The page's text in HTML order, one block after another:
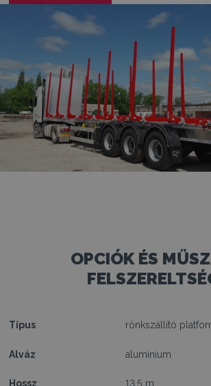
OPCIÓK ÉS
Típus rönkszállító
Alváz alumínium
Hossz 13,5 m